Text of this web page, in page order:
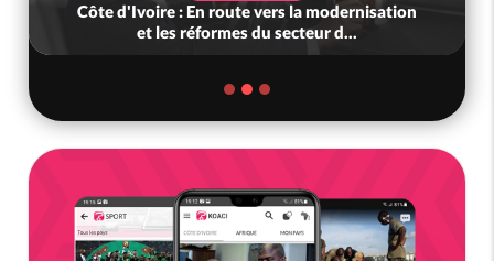
Côte d'Ivoire : En route vers la modernisation
et les réformes du secteur d...